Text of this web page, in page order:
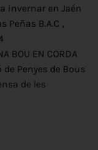
invernar en Jaén
Peñas B.A.C ,
BOU EN CORDA
de Penyes de Bous
de les